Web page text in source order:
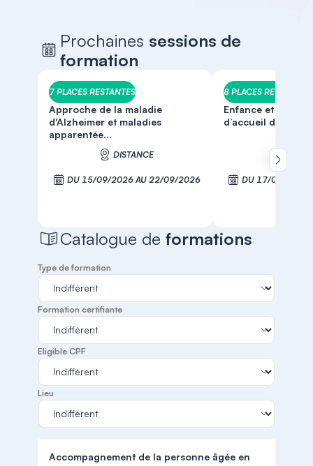
Prochaines sessions de
formation
7 PLACES RESTANTES
Approche de la maladie
d'Alzheimer et maladies
apparentée...
DISTANCE
DU 15/09/2026 AU 22/09/2026
8 PLACES RESTANTES
Enfance et
d’accueil dans le
DU 17/09/2026
Défiler
Catalogue deformations
Type de formation
Formation certifiante
Eligible CPF
Lieu
Accompagnement de la personne âgée en